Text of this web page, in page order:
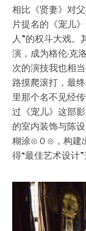
相比《贤妻》对
片提名的《宠儿
人”的权斗大戏。
演，成为格伦·克
次的演技我也相
路摸爬滚打，最
里那个名不见经
过《宠儿》这部
的室内装饰与陈
糊涂⊙０⊙，构建
得“最佳艺术设计